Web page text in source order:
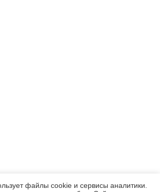
файлы cookie и сервисы аналитики.